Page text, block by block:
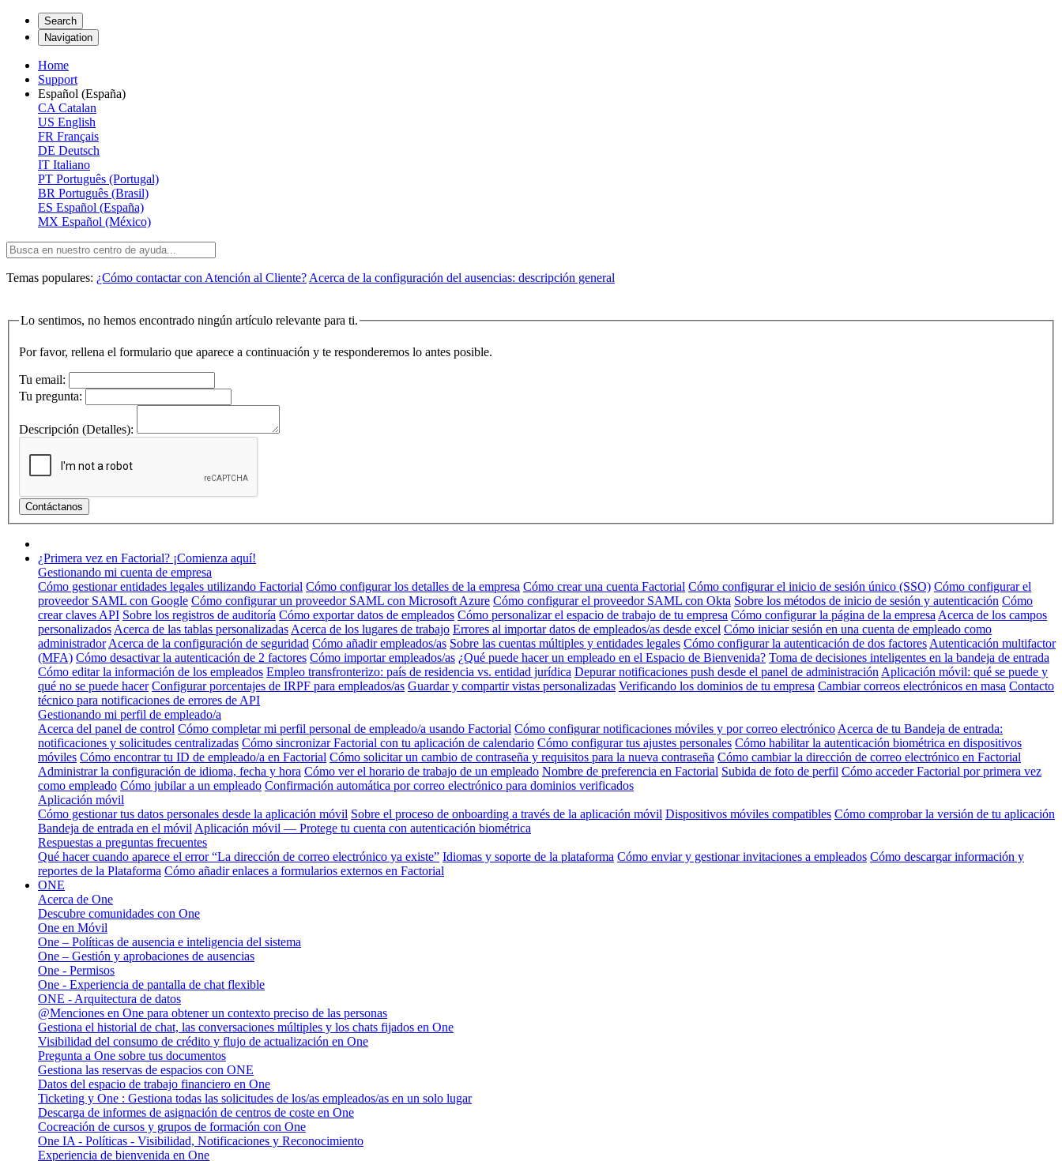
Search
Navigation
Home
Support
Español (España)
CA Catalan
US English
FR Français
DE Deutsch
IT Italiano
PT Português (Portugal)
BR Português (Brasil)
ES Español (España)
MX Español (México)
Temas populares: ¿Cómo contactar con Atención al Cliente? Acerca de la configuración del ausencias: descripción general
Lo sentimos, no hemos encontrado ningún artículo relevante para ti.
Por favor, rellena el formulario que aparece a continuación y te responderemos lo antes posible.
Tu email:
Tu pregunta:
Descripción (Detalles):
¿Primera vez en Factorial? ¡Comienza aquí!
Gestionando mi cuenta de empresa
Cómo gestionar entidades legales utilizando Factorial Cómo configurar los detalles de la empresa Cómo crear una cuenta Factorial Cómo configurar el inicio de sesión único (SSO) Cómo configurar el
proveedor SAML con Google Cómo configurar un proveedor SAML con Microsoft Azure Cómo configurar el proveedor SAML con Okta Sobre los métodos de inicio de sesión y autenticación Cómo
crear claves API Sobre los registros de auditoría Cómo exportar datos de empleados Cómo personalizar el espacio de trabajo de tu empresa Cómo configurar la página de la empresa Acerca de los campos
personalizados Acerca de las tablas personalizadas Acerca de los lugares de trabajo Errores al importar datos de empleados/as desde excel Cómo iniciar sesión en una cuenta de empleado como
administrador Acerca de la configuración de seguridad Cómo añadir empleados/as Sobre las cuentas múltiples y entidades legales Cómo configurar la autenticación de dos factores Autenticación multifactor
(MFA) Cómo desactivar la autenticación de 2 factores Cómo importar empleados/as ¿Qué puede hacer un empleado en el Espacio de Bienvenida? Toma de decisiones inteligentes en la bandeja de entrada
Cómo editar la información de los empleados Empleo transfronterizo: país de residencia vs. entidad jurídica Depurar notificaciones push desde el panel de administración Aplicación móvil: qué se puede y
qué no se puede hacer Configurar porcentajes de IRPF para empleados/as Guardar y compartir vistas personalizadas Verificando los dominios de tu empresa Cambiar correos electrónicos en masa Contacto
técnico para notificaciones de errores de API
Gestionando mi perfil de empleado/a
Acerca del panel de control Cómo completar mi perfil personal de empleado/a usando Factorial Cómo configurar notificaciones móviles y por correo electrónico Acerca de tu Bandeja de entrada:
notificaciones y solicitudes centralizadas Cómo sincronizar Factorial con tu aplicación de calendario Cómo configurar tus ajustes personales Cómo habilitar la autenticación biométrica en dispositivos
móviles Cómo encontrar tu ID de empleado/a en Factorial Cómo solicitar un cambio de contraseña y requisitos para la nueva contraseña Cómo cambiar la dirección de correo electrónico en Factorial
Administrar la configuración de idioma, fecha y hora Cómo ver el horario de trabajo de un empleado Nombre de preferencia en Factorial Subida de foto de perfil Cómo acceder Factorial por primera vez
como empleado Cómo jubilar a un empleado Confirmación automática por correo electrónico para dominios verificados
Aplicación móvil
Cómo gestionar tus datos personales desde la aplicación móvil Sobre el proceso de onboarding a través de la aplicación móvil Dispositivos móviles compatibles Cómo comprobar la versión de tu aplicación
Bandeja de entrada en el móvil Aplicación móvil — Protege tu cuenta con autenticación biométrica
Respuestas a preguntas frecuentes
Qué hacer cuando aparece el error “La dirección de correo electrónico ya existe” Idiomas y soporte de la plataforma Cómo enviar y gestionar invitaciones a empleados Cómo descargar información y
reportes de la Plataforma Cómo añadir enlaces a formularios externos en Factorial
ONE
Acerca de One
Descubre comunidades con One
One en Móvil
One – Políticas de ausencia e inteligencia del sistema
One – Gestión y aprobaciones de ausencias
One - Permisos
One - Experiencia de pantalla de chat flexible
ONE - Arquitectura de datos
@Menciones en One para obtener un contexto preciso de las personas
Gestiona el historial de chat, las conversaciones múltiples y los chats fijados en One
Visibilidad del consumo de crédito y flujo de actualización en One
Pregunta a One sobre tus documentos
Gestiona las reservas de espacios con ONE
Datos del espacio de trabajo financiero en One
Ticketing y One : Gestiona todas las solicitudes de los/as empleados/as en un solo lugar
Descarga de informes de asignación de centros de coste en One
Cocreación de cursos y grupos de formación con One
One IA - Políticas - Visibilidad, Notificaciones y Reconocimiento
Experiencia de bienvenida en One